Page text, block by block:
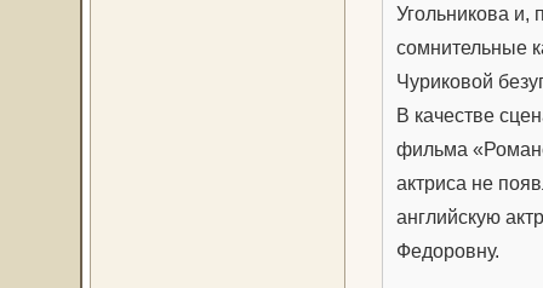
Угольникова
сомнительные
Чуриковой
В качестве
фильма
актриса не
английскую
Федоровну.